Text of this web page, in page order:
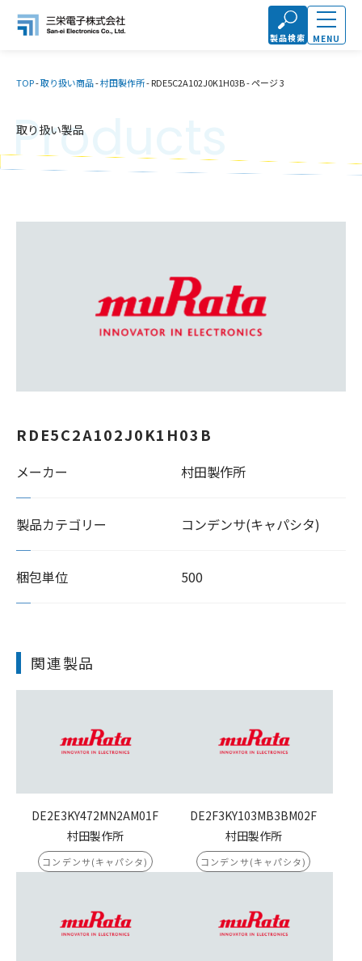
製品検索 MENU
TOP-取り扱い商品-村田製作所-RDE5C2A102J0K1H03B-ページ 3
取り扱い製品
Products
RDE5C2A102J0K1H03B
メーカー 村田製作所
製品カテゴリー コンデンサ(キャパシタ)
梱包単位 500
関連製品
DE2E3KY472MN2AM01F
村田製作所
コンデンサ(キャパシタ)
DE2F3KY103MB3BM02F
村田製作所
コンデンサ(キャパシタ)